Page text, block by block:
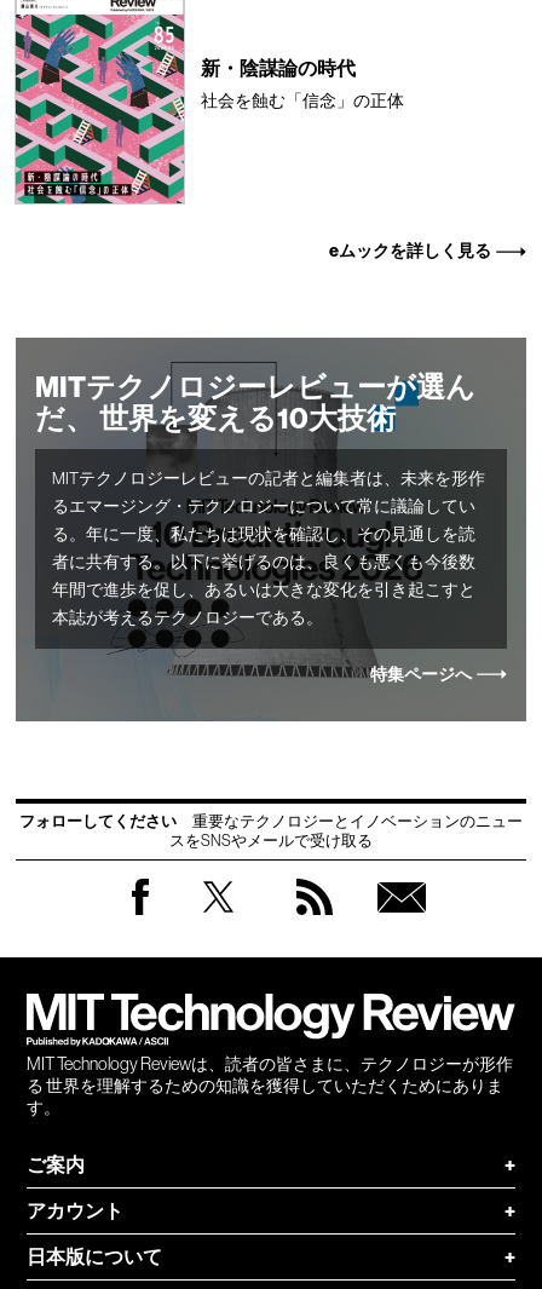
新・陰謀論の時代
社会を蝕む「信念」の正体
eムックを詳しく見る
MITテクノロジーレビューが選ん
だ、 世界を変える10大技術
MITテクノロジーレビューの記者と編集者は、未来を形作
るエマージング・テクノロジーについて常に議論してい
る。年に一度、私たちは現状を確認し、その見通しを読
者に共有する。以下に挙げるのは、良くも悪くも今後数
年間で進歩を促し、あるいは大きな変化を引き起こすと
本誌が考えるテクノロジーである。
特集ページへ
フォローしてください
重要なテクノロジーとイノベーションのニュー
スをSNSやメールで受け取る
MIT Technology Reviewは、読者の皆さまに、テクノロジーが形作
る 世界を理解するための知識を獲得していただくためにありま
す。
ご案内
+
アカウント
+
日本版について
+